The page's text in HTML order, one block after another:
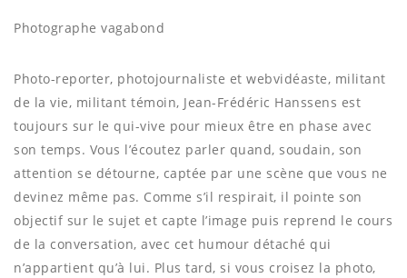
Photographe vagabond
Photo-reporter, photojournaliste et webvidéaste, militant
de la vie, militant témoin, Jean-Frédéric Hanssens est
toujours sur le qui-vive pour mieux être en phase avec
son temps. Vous l’écoutez parler quand, soudain, son
attention se détourne, captée par une scène que vous ne
devinez même pas. Comme s’il respirait, il pointe son
objectif sur le sujet et capte l’image puis reprend le cours
de la conversation, avec cet humour détaché qui
n’appartient qu’à lui. Plus tard, si vous croisez la photo,